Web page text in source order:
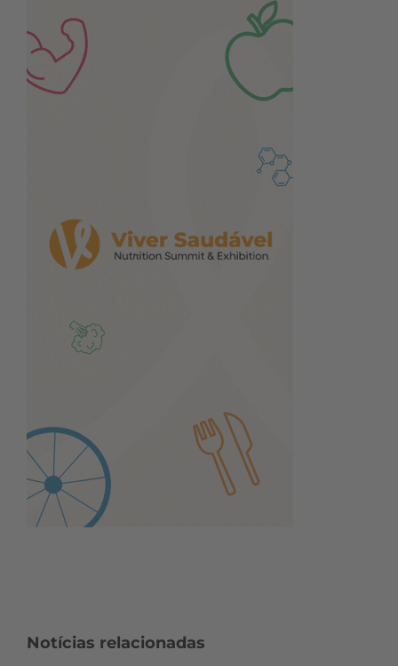
Notícias relacionadas